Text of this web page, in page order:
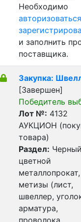
Необходимо
авторизоваться
и заполнить
поставщика.
Закупка:
[Завершен]
Победитель
Лот №: 4132
АУКЦИОН
товара)
Раздел:
цветной
металлопрокат,
метизы (лист,
швеллер,
арматура,
проволока,